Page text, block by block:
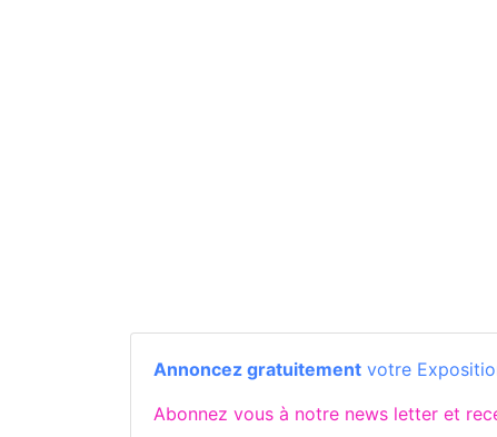
Annoncez gratuitement votre
Abonnez vous à notre news letter et